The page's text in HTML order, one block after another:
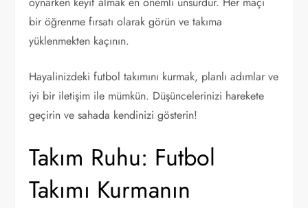
bir öğrenme fırsatı olarak görün ve takıma
yüklenmekten kaçının.
Hayalinizdeki futbol takımını kurmak, planlı adımlar ve
iyi bir iletişim ile mümkün. Düşüncelerinizi harekete
geçirin ve sahada kendinizi gösterin!
Takım Ruhu: Futbol
Takımı Kurmanın